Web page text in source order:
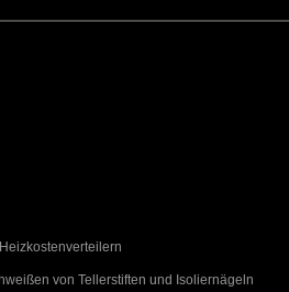
von Tellerstiften und Isoliernägeln